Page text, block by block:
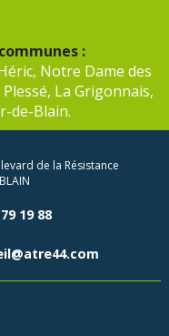
:
Notre Dame des
La Grigonnais,
de-Blain.
de la Résistance
19 88